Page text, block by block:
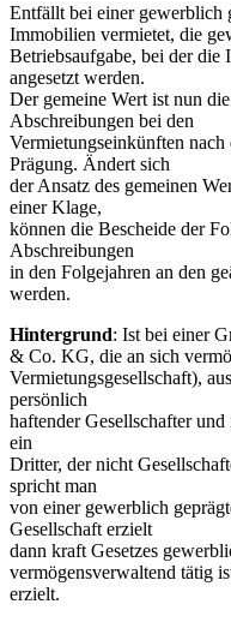
Entfällt bei einer
Immobilien vermietet, die
Betriebsaufgabe, bei der die
angesetzt werden.
Der gemeine Wert ist nun
Abschreibungen bei den
Vermietungseinkünften
Prägung. Ändert sich
der Ansatz des gemeinen
einer Klage,
können die Bescheide der
Abschreibungen
in den Folgejahren an den
werden.
Hintergrund: Ist bei einer
& Co. KG, die an sich
Vermietungsgesellschaft),
persönlich
haftender Gesellschafter
ein
Dritter, der nicht
spricht man
von einer gewerblich
Gesellschaft erzielt
dann kraft Gesetzes
vermögensverwaltend tätig
erzielt.